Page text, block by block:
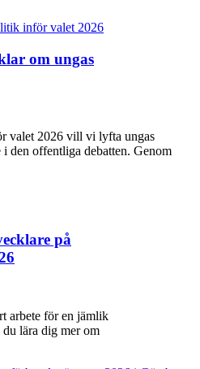
om ungas
valet 2026 vill vi lyfta ungas
den offentliga debatten. Genom
på
arbete för en jämlik
lära dig mer om